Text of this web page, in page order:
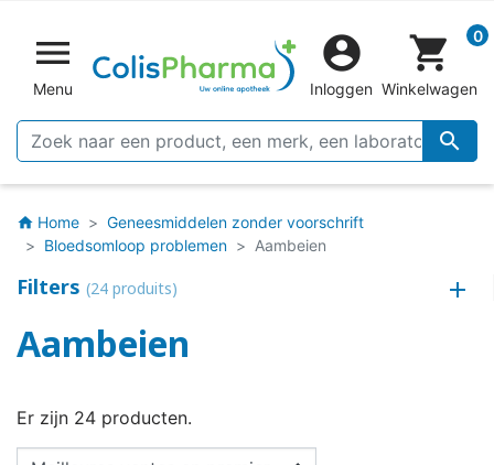

Menu


Inloggen
shopping_cart 0
Winkelwagen
home Home
Geneesmiddelen zonder voorschrift
Bloedsomloop problemen
Aambeien
Filters (24 produits)
Aambeien
Er zijn 24 producten.